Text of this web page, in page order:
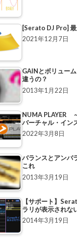
[Serato DJ Pro]
2021年12月7日
GAINとボリュー
違うの？
2013年1月22日
NUMA PLAYER
バーチャル・イン
2022年3月8日
バランスとアンバ
これ
2013年3月19日
【サポート】
ラリが表示されな
2014年3月19日